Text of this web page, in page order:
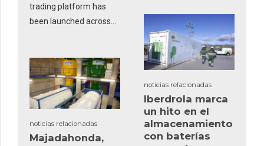
baterías para redes en
España que Iberdrola
puso en marcha en
Caravaca de la Cruz
trading platform has
been launched across
and Victoria, with the
aim of navigating
electricity market
volatility – and in
particular dodging the
negative pricing event
noticias relacionadas
Iberdrola marca
un hito en el
almacenamiento
con baterías
noticias relacionadas
Majadahonda,